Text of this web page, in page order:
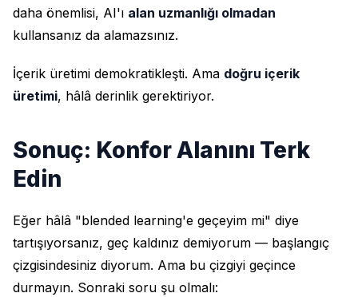
daha önemlisi, AI'ı alan uzmanlığı olmadan
kullansanız da alamazsınız.
İçerik üretimi demokratikleşti. Ama doğru içerik
üretimi, hâlâ derinlik gerektiriyor.
Sonuç: Konfor Alanını Terk
Edin
Eğer hâlâ "blended learning'e geçeyim mi" diye
tartışıyorsanız, geç kaldınız demiyorum — başlangıç
çizgisindesiniz diyorum. Ama bu çizgiyi geçince
durmayın. Sonraki soru şu olmalı: